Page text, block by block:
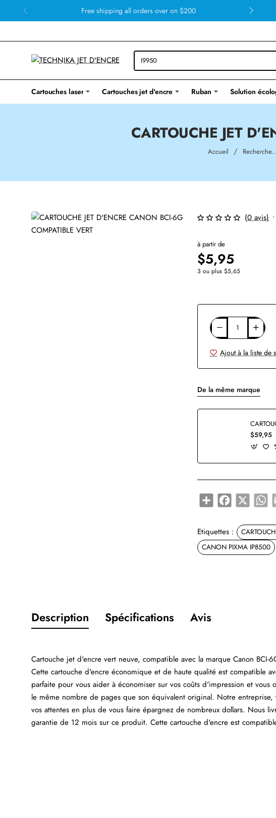
Free shipping all orders over on $200
Cartouches laser Cartouches jet d'encre Ruban Solution
CARTOUCHE JET
Accueilhome
(0 avis) •
à partir de
$5,95
3 ou plus $5,65
Ajout à la liste de
De la même marque
$59,95
Share Facebook
X
Etiquettes :
CANON PIXMA IP8500
Description Spécifications Avis
Cartouche jet d'encre vert neuve, compatible avec la marque Canon BCI-
Cette cartouche d'encre économique et de haute qualité est compatible
parfaite pour vous aider à économiser sur vos coûts d'impression et
le même nombre de pages que son équivalent original. Notre
vos attentes en plus de vous faire épargnez de nombreux dollars. Nous
garantie de 12 mois sur ce produit. Cette cartouche d'encre est